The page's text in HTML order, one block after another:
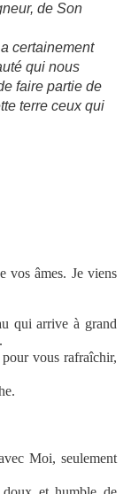
de Son
certainement
qui nous
faire partie de
terre ceux qui
vos âmes. Je viens
qui arrive à grand
vous rafraîchir,
Moi, seulement